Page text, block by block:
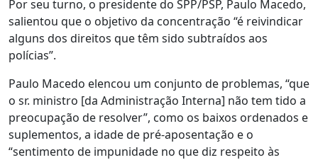
Por seu turno, o presidente do SPP/PSP, Paulo Macedo,
salientou que o objetivo da concentração “é reivindicar
alguns dos direitos que têm sido subtraídos aos
polícias”.
Paulo Macedo elencou um conjunto de problemas, “que
o sr. ministro [da Administração Interna] não tem tido a
preocupação de resolver”, como os baixos ordenados e
suplementos, a idade de pré-aposentação e o
“sentimento de impunidade no que diz respeito às